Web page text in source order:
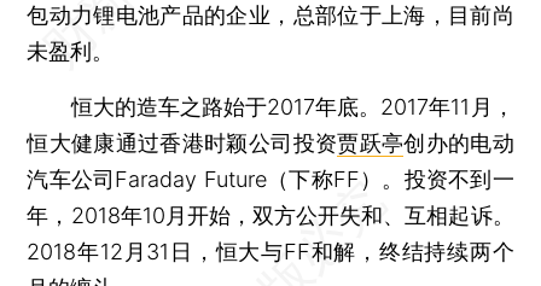
包动力锂电池产品的企业，总部位于上海，目前尚
未盈利。
恒大的造车之路始于2017年底。2017年11月，
恒大健康通过香港时颖公司投资贾跃亭创办的电动
汽车公司Faraday Future（下称FF）。投资不到一
年，2018年10月开始，双方公开失和、互相起诉。
2018年12月31日，恒大与FF和解，终结持续两个